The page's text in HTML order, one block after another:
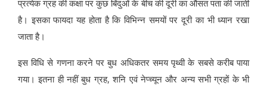
प्रत्येक ग्रह की कक्षा पर कुछ बिंदुओं के बीच की दूरी का औसत पता की जाती
है। इसका फायदा यह होता है कि विभिन्न समयों पर दूरी का भी ध्यान रखा
जाता है।
इस विधि से गणना करने पर बुध अधिकतर समय पृथ्वी के सबसे करीब पाया
गया। इतना ही नहीं बुध ग्रह, शनि एवं नेप्च्यून और अन्य सभी ग्रहों के भी